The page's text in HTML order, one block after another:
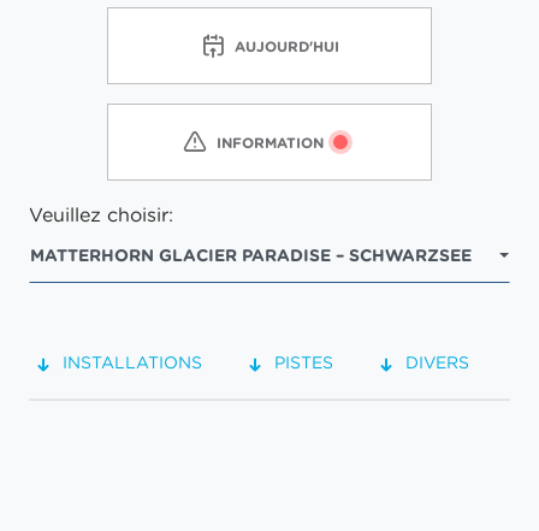
INFORMATION
AUJOURD'HUI
Veuillez choisir:
MATTERHORN GLACIER PARADISE – SCHWARZSEE
INSTALLATIONS PISTES DIVERS